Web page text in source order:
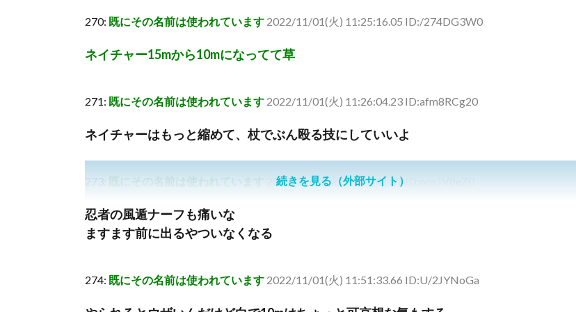
270: 既にその名前は使われています 2022/11/01(火) 11:25:16.05 ID:/274DG3W0
ネイチャー15mから10mになってて草
271: 既にその名前は使われています 2022/11/01(火) 11:26:04.23 ID:afm8RCg20
ネイチャーはもっと縮めて、杖でぶん殴る技にしていいよ
273: 既にその名前は使われています 2022/11/01(火) 11:28:41.97 ID:oosJV8eZ0
忍者の風遁ナーフも痛いな
ますます前に出るやついなくなる
274: 既にその名前は使われています 2022/11/01(火) 11:51:33.66 ID:U/2JYNoGa
続きを見る（外部サイト）